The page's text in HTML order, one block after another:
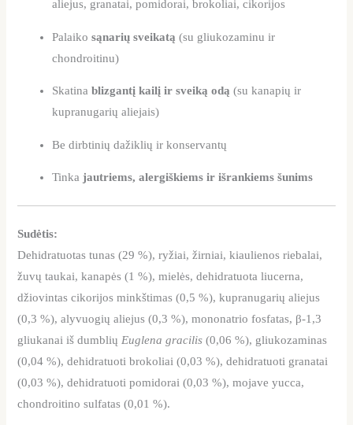
aliejus, granatai, pomidorai, brokoliai, cikorijos
Palaikosąnarių sveikatą (su gliukozaminu ir
chondroitinu)
Skatinablizgantį kailį ir sveiką odą (su kanapių ir
kupranugarių aliejais)
Be dirbtinių dažiklių ir konservantų
Tinka jautriems, alergiškiems ir išrankiems šunims
Sudėtis:
Dehidratuotas tunas (29 %), ryžiai, žirniai, kiaulienos riebalai,
žuvų taukai, kanapės (1 %), mielės, dehidratuota liucerna,
džiovintas cikorijos minkštimas (0,5 %), kupranugarių aliejus
(0,3 %), alyvuogių aliejus (0,3 %), mononatrio fosfatas, β-1,3
gliukanai iš dumblių Euglena gracilis (0,06 %), gliukozaminas
(0,04 %), dehidratuoti brokoliai (0,03 %), dehidratuoti granatai
(0,03 %), dehidratuoti pomidorai (0,03 %), mojave yucca,
chondroitino sulfatas (0,01 %).